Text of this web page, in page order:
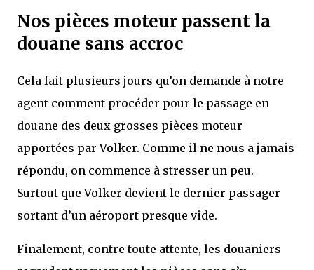
Nos pièces moteur passent la
douane sans accroc
Cela fait plusieurs jours qu’on demande à notre
agent comment procéder pour le passage en
douane des deux grosses pièces moteur
apportées par Volker. Comme il ne nous a jamais
répondu, on commence à stresser un peu.
Surtout que Volker devient le dernier passager
sortant d’un aéroport presque vide.
Finalement, contre toute attente, les douaniers